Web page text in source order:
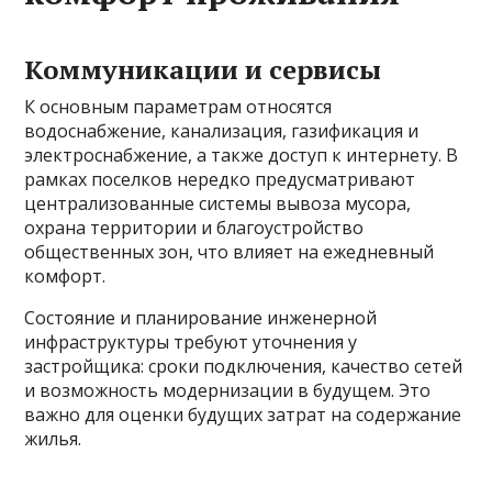
Коммуникации и сервисы
К основным параметрам относятся
водоснабжение, канализация, газификация и
электроснабжение, а также доступ к интернету. В
рамках поселков нередко предусматривают
централизованные системы вывоза мусора,
охрана территории и благоустройство
общественных зон, что влияет на ежедневный
комфорт.
Состояние и планирование инженерной
инфраструктуры требуют уточнения у
застройщика: сроки подключения, качество сетей
и возможность модернизации в будущем. Это
важно для оценки будущих затрат на содержание
жилья.